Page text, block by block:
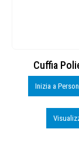
Cuffia
Inizia a